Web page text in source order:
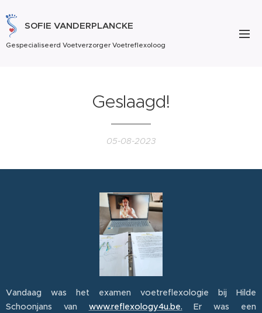
SOFIE VANDERPLANCKE
Gespecialiseerd Voetverzorger Voetreflexoloog
Geslaagd!
05-08-2023
Vandaag was het examen voetreflexologie bij Hilde
Schoonjans van www.reflexology4u.be. Er was een